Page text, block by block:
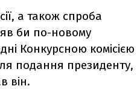
а також спроба
би по-новому
Конкурсною комісією
подання президенту,
він.